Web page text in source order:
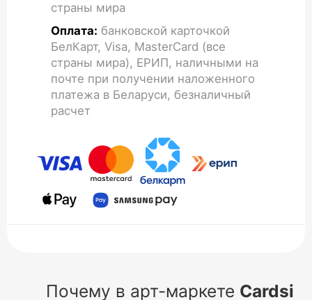
страны мира
Оплата: банковской карточкой
БелКарт, Visa, MasterCard (все
страны мира), ЕРИП, наличными на
почте при получении наложенного
платежа в Беларуси, безналичный
расчет
Почему в арт-маркете Cardsi